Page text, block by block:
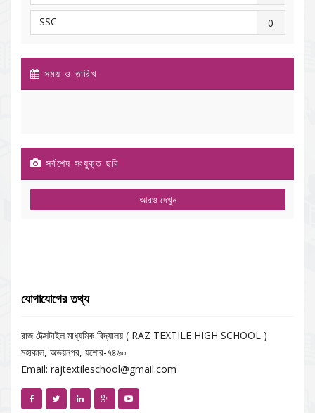
SSC 0
সময় ও তারিখ
সর্বশেষ সংযুক্ত ছবি
আরও দেখুন
যোগাযোগের তথ্য
রাজ টেক্সটাইল মাধ্যমিক বিদ্যালয় ( RAZ TEXTILE HIGH SCHOOL )
মহাকাল, অভয়নগর, যশোর-৭৪৬০
Email: rajtextileschool@gmail.com